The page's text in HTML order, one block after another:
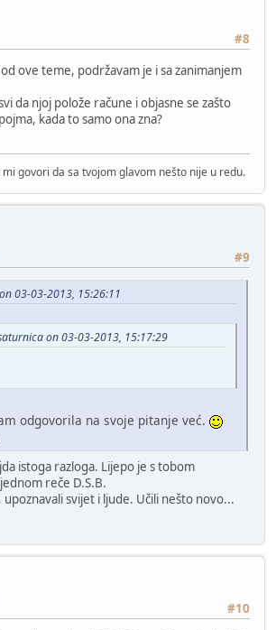
#8
ove teme, podržavam je i sa zanimanjem
da njoj polože račune i objasne se zašto
kada to samo ona zna?
govori da sa tvojom glavom nešto nije u redu.
#9
03-03-2013, 15:26:11
on 03-03-2013, 15:17:29
odgovorila na svoje pitanje već.
istoga razloga. Lijepo je s tobom
reče D.S.B.
svijet i ljude. Učili nešto novo...
#10